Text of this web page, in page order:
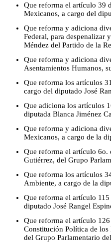
Que reforma el artículo 39
Mexicanos, a cargo del
Que reforma y adiciona
Federal, para despenalizar
Méndez del Partido de la
Que reforma y adiciona
Asentamientos Humanos,
Que reforma los artículos
cargo del diputado José
Que adiciona los artículos
diputada Blanca Jiménez
Que reforma y adiciona
Mexicanos, a cargo de la
Que reforma el artículo
Gutiérrez, del Grupo
Que reforma los artículos
Ambiente, a cargo de la
Que reforma el artículo
diputado José Rangel
Que reforma el artículo
Constitución Política de los
del Grupo Parlamentario